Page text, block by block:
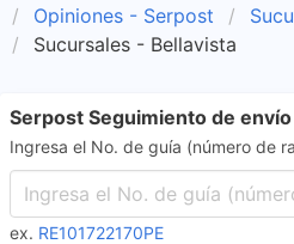
Opiniones - Serpost
Sucursales - Bellavista
Serpost Seguimiento de envío
Ingresa el No. de guía (número de
ex. RE101722170PE